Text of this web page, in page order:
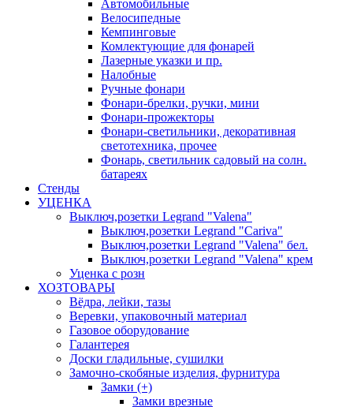
Автомобильные
Велосипедные
Кемпинговые
Комлектующие для фонарей
Лазерные указки и пр.
Налобные
Ручные фонари
Фонари-брелки, ручки, мини
Фонари-прожекторы
Фонари-светильники, декоративная
светотехника, прочее
Фонарь, светильник садовый на солн.
батареях
Стенды
УЦЕНКА
Выключ,розетки Legrand "Valena"
Выключ,розетки Legrand "Cariva"
Выключ,розетки Legrand "Valena" бел.
Выключ,розетки Legrand "Valena" крем
Уценка с розн
ХОЗТОВАРЫ
Вёдра, лейки, тазы
Веревки, упаковочный материал
Газовое оборудование
Галантерея
Доски гладильные, сушилки
Замочно-скобяные изделия, фурнитура
Замки (+)
Замки врезные